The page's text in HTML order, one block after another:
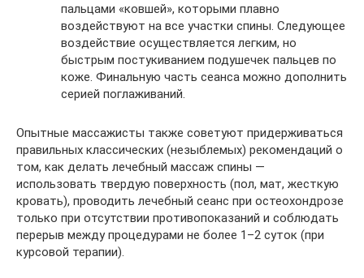
пальцами «ковшей», которыми плавно
воздействуют на все участки спины. Следующее
воздействие осуществляется легким, но
быстрым постукиванием подушечек пальцев по
коже. Финальную часть сеанса можно дополнить
серией поглаживаний.
Опытные массажисты также советуют придерживаться
правильных классических (незыблемых) рекомендаций о
том, как делать лечебный массаж спины —
использовать твердую поверхность (пол, мат, жесткую
кровать), проводить лечебный сеанс при остеохондрозе
только при отсутствии противопоказаний и соблюдать
перерыв между процедурами не более 1–2 суток (при
курсовой терапии).